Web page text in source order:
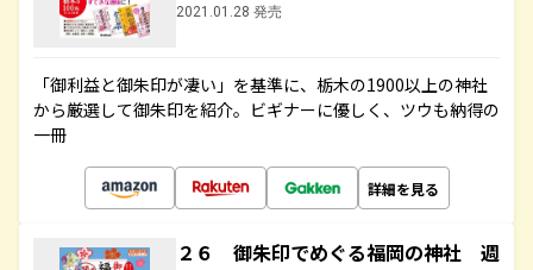
2021.01.28 発売
「御利益と御朱印が凄い」を基準に、栃木の1900以上の神社
から厳選して御朱印を紹介。ビギナーに優しく、ツウも納得の
一冊
詳細を見る
２６ 御朱印でめぐる福岡の神社 週